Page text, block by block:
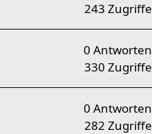
243Zugriffe
0Antworten
330Zugriffe
0Antworten
282Zugriffe